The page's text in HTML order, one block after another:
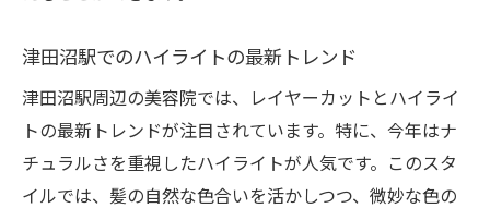
津田沼駅でのハイライトの最新トレンド
津田沼駅周辺の美容院では、レイヤーカットとハイライ
トの最新トレンドが注目されています。特に、今年はナ
チュラルさを重視したハイライトが人気です。このスタ
イルでは、髪の自然な色合いを活かしつつ、微妙な色の